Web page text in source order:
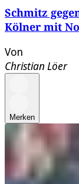
Schmitz
Kölner mit
Von
Christian Löer
Merken